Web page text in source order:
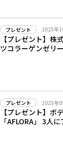
プレゼント 2025年
【プレゼント】株
ツコラーゲンゼリ
プレゼント 2025年
【プレゼント】ボ
「AFLORA」 3人